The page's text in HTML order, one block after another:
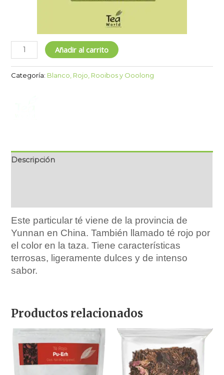
Añadir al carrito
Categoría: Blanco, Rojo, Rooibos y Ooolong
Descripción
Este particular té viene de la provincia de
Yunnan en China. También llamado té rojo por
el color en la taza. Tiene características
terrosas, ligeramente dulces y de intenso
sabor.
Productos relacionados